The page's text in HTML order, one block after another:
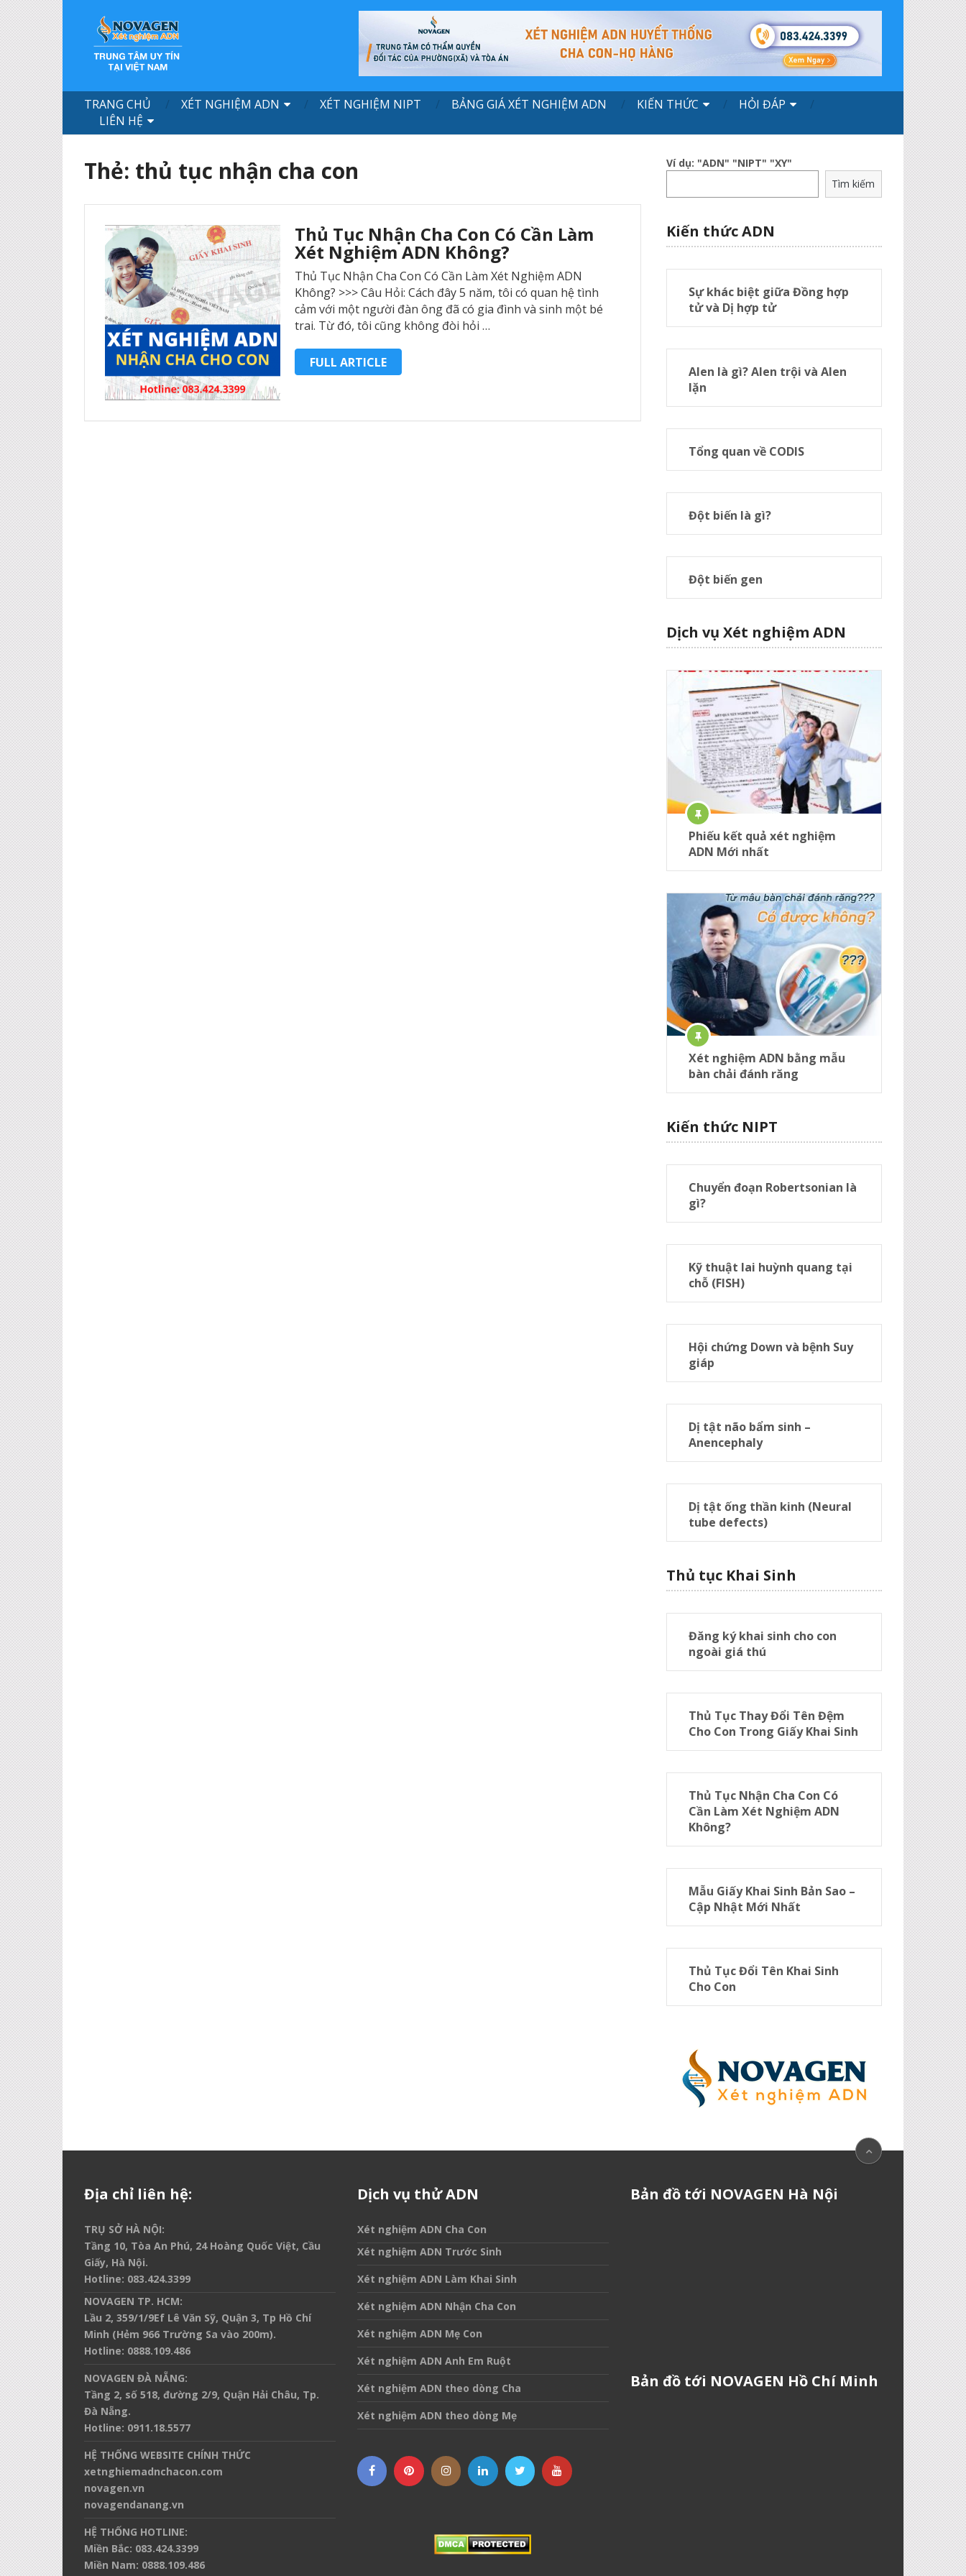
TRANG CHỦ XÉT NGHIỆM ADN XÉT NGHIỆM NIPT BẢNG GIÁ XÉT NGHIỆM ADN KIẾN THỨC
HỎI ĐÁP
LIÊN HỆ
Thẻ: thủ tục nhận cha con
Thủ Tục Nhận Cha Con Có Cần Làm
Xét Nghiệm ADN Không?
Thủ Tục Nhận Cha Con Có Cần Làm Xét Nghiệm ADN
Không? >>> Câu Hỏi: Cách đây 5 năm, tôi có quan hệ tình
cảm với một người đàn ông đã có gia đình và sinh một bé
trai. Từ đó, tôi cũng không đòi hỏi …
FULL ARTICLE
Ví dụ: "ADN" "NIPT" "XY"
Tìm kiếm
Kiến thức ADN
Sự khác biệt giữa Đồng hợp
tử và Dị hợp tử
Alen là gì? Alen trội và Alen
lặn
Tổng quan về CODIS
Đột biến là gì?
Đột biến gen
Dịch vụ Xét nghiệm ADN
Phiếu kết quả xét nghiệm
ADN Mới nhất
Xét nghiệm ADN bằng mẫu
bàn chải đánh răng
Kiến thức NIPT
Chuyển đoạn Robertsonian là
gì?
Kỹ thuật lai huỳnh quang tại
chỗ (FISH)
Hội chứng Down và bệnh Suy
giáp
Dị tật não bẩm sinh –
Anencephaly
Dị tật ống thần kinh (Neural
tube defects)
Thủ tục Khai Sinh
Đăng ký khai sinh cho con
ngoài giá thú
Thủ Tục Thay Đổi Tên Đệm
Cho Con Trong Giấy Khai Sinh
Thủ Tục Nhận Cha Con Có
Cần Làm Xét Nghiệm ADN
Không?
Mẫu Giấy Khai Sinh Bản Sao –
Cập Nhật Mới Nhất
Thủ Tục Đổi Tên Khai Sinh
Cho Con
Địa chỉ liên hệ:
TRỤ SỞ HÀ NỘI:
Tầng 10, Tòa An Phú, 24 Hoàng Quốc Việt, Cầu
Giấy, Hà Nội.
Hotline: 083.424.3399
NOVAGEN TP. HCM:
Lầu 2, 359/1/9Ef Lê Văn Sỹ, Quận 3, Tp Hồ Chí
Minh (Hẻm 966 Trường Sa vào 200m).
Hotline: 0888.109.486
NOVAGEN ĐÀ NẴNG:
Tầng 2, số 518, đường 2/9, Quận Hải Châu, Tp.
Đà Nẵng.
Hotline: 0911.18.5577
HỆ THỐNG WEBSITE CHÍNH THỨC
xetnghiemadnchacon.com
novagen.vn
novagendanang.vn
HỆ THỐNG HOTLINE:
Miền Bắc: 083.424.3399
Miền Nam: 0888.109.486
Dịch vụ thử ADN
Xét nghiệm ADN Cha Con
Xét nghiệm ADN Trước Sinh
Xét nghiệm ADN Làm Khai Sinh
Xét nghiệm ADN Nhận Cha Con
Xét nghiệm ADN Mẹ Con
Xét nghiệm ADN Anh Em Ruột
Xét nghiệm ADN theo dòng Cha
Xét nghiệm ADN theo dòng Mẹ
Bản đồ tới NOVAGEN Hà Nội
Bản đồ tới NOVAGEN Hồ Chí Minh